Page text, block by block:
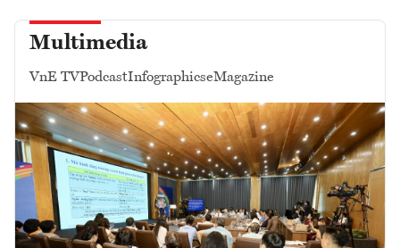
Multimedia
VnE TVPodcastInfographicseMagazine